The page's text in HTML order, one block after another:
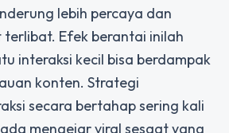
lebih percaya dan
Efek berantai inilah
interaksi kecil bisa berdampak
konten. Strategi
secara bertahap sering kali
mengejar viral sesaat yang